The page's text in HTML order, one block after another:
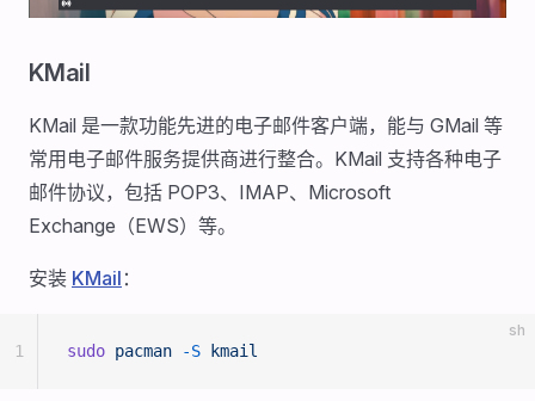
KMail
KMail 是一款功能先进的电子邮件客户端，能与 GMail 等
常用电子邮件服务提供商进行整合。KMail 支持各种电子
邮件协议，包括 POP3、IMAP、Microsoft
Exchange（EWS）等。
安装 KMail ：
sh
sudo pacman -S kmail
1